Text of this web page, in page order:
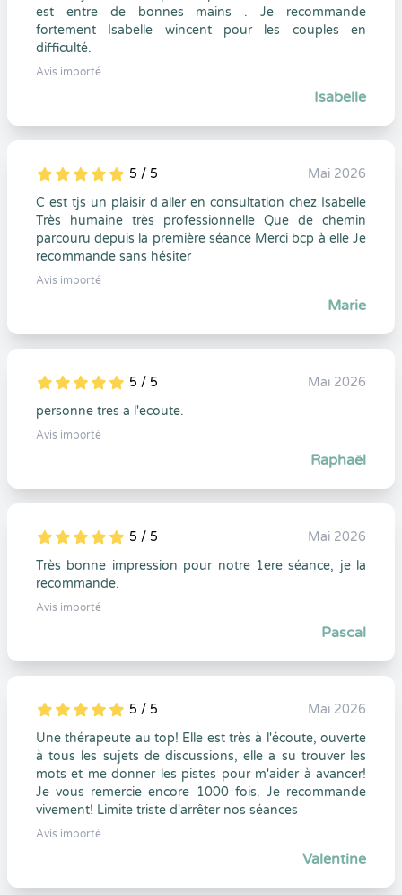
est entre de bonnes mains . Je recommande
fortement Isabelle wincent pour les couples en
difficulté.
Avis importé
Isabelle
5
1
5
0 5 / 5
Mai 2026
C est tjs un plaisir d aller en consultation chez Isabelle
Très humaine très professionnelle Que de chemin
parcouru depuis la première séance Merci bcp à elle Je
recommande sans hésiter
Avis importé
Marie
5
1
5
0 5 / 5
Mai 2026
personne tres a l'ecoute.
Avis importé
Raphaël
5
1
5
0 5 / 5
Mai 2026
Très bonne impression pour notre 1ere séance, je la
recommande.
Avis importé
Pascal
5
1
5
0 5 / 5
Mai 2026
Une thérapeute au top! Elle est très à l'écoute, ouverte
à tous les sujets de discussions, elle a su trouver les
mots et me donner les pistes pour m'aider à avancer!
Je vous remercie encore 1000 fois. Je recommande
vivement! Limite triste d'arrêter nos séances
Avis importé
Valentine